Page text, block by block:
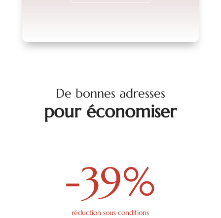
De bonnes adresses
pour économiser
-39%
réduction sous conditions